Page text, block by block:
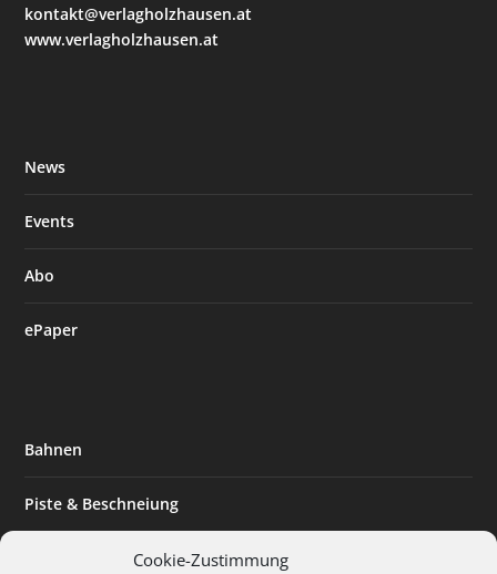
Cookie-Zustimmung
kontakt@verlagholzhausen.at
www.verlagholzhausen.at
News
Events
Abo
ePaper
Bahnen
Piste & Beschneiung